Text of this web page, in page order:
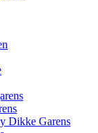
Dikke Garens